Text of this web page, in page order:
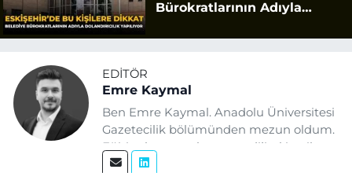
Bürokratlarının Adıyla
EDITÖR
Emre Kaymal
Ben Emre Kaymal. Anadolu Üniversitesi
Gazetecilik bölümünden mezun oldum.
Eğitim hayatım boyunca dijital içerik
üretimi ve arama motoru